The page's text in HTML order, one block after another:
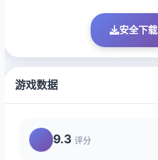
安全下载
游戏数据
9.3 评分